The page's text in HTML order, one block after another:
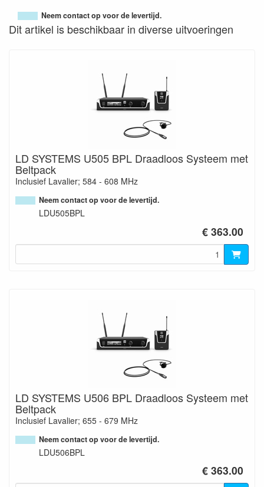
Neem contact op voor de levertijd.
Dit artikel is beschikbaar in diverse uitvoeringen
LD SYSTEMS U505 BPL Draadloos Systeem met
Beltpack
Inclusief Lavalier; 584 - 608 MHz
Neem contact op voor de levertijd.
LDU505BPL
€ 363.00
LD SYSTEMS U506 BPL Draadloos Systeem met
Beltpack
Inclusief Lavalier; 655 - 679 MHz
Neem contact op voor de levertijd.
LDU506BPL
€ 363.00